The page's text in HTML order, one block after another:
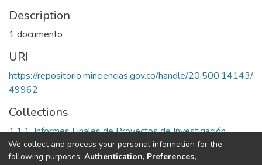
Description
1 documento
URI
https://repositorio.minciencias.gov.co/handle/20.500.14143/
49962
Collections
1.1.1. Informes Finales de Proyectos de Investigación
Full item page
We collect and process your personal information for the
following purposes: Authentication, Preferences,